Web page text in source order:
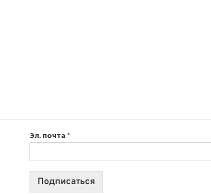
Эл. почта *
Подписаться